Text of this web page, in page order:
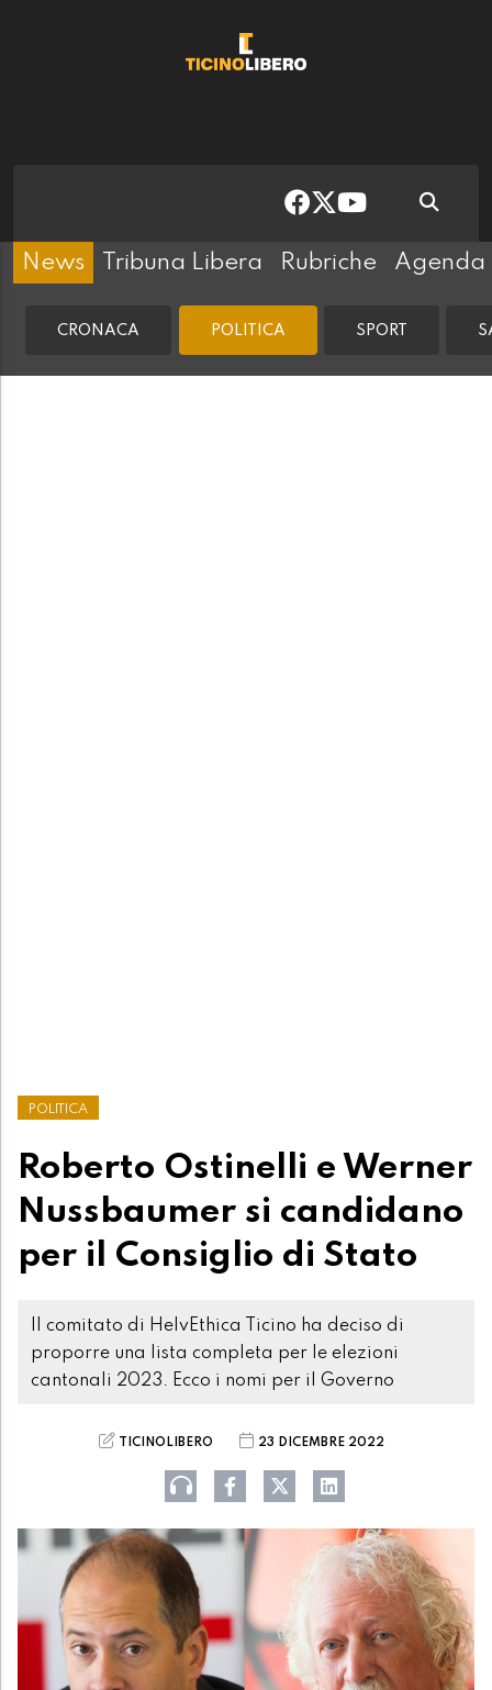
News Tribuna Libera Rubriche Agenda
CRONACA POLITICA SPORT
POLITICA
Roberto Ostinelli e Werner
Nussbaumer si candidano
per il Consiglio di Stato
Il comitato di HelvEthica Ticino ha deciso di
proporre una lista completa per le elezioni
cantonali 2023. Ecco i nomi per il Governo
TICINOLIBERO 23 DICEMBRE 2022